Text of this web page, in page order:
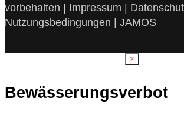
vorbehalten | Impressum |
Nutzungsbedingungen | JAMOS
×
Bewässerungsverbot